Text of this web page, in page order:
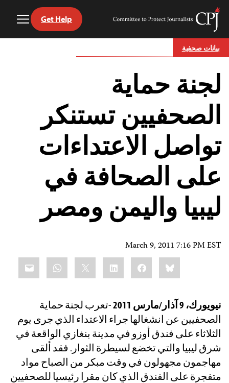
Skip
to
Committee
Journalists
Get Help
بيانات صحفية
لجنة حماية
الصحفيين تستنكر
تواصل الاعتداءات
على الصحافة في
ليبيا واليمن ومصر
March 9, 2011 7:16 PM EST
Bluesky
Facebook
LinkedIn
نيويورك، 9 آذار/مارس 2011
-تعرب لجنة حماية
الصحفيين عن انشغالها جراء الاعتداء الذي جرى يوم
الثلاثاء على فندق أوزو في مدينة بنغازي الواقعة في
شرق ليبيا والتي تخضع لسيطرة الثوار. فقد ألقى
مهاجمون مجهولون في وقت مبكر من الصباح مواد
متفجرة على الفندق الذي كان مقرا رئيسيا للصحفيين